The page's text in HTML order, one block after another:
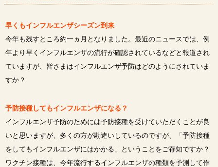
早くもインフルエンザシーズン到来
今年も残すところ約一ヵ月となりました。最近のニュースでは、例
年より早くインフルエンザの流行が確認されているなどと報道され
ていますが、皆さまはインフルエンザ予防はどのようにされていま
すか？
予防接種してもインフルエンザになる？
インフルエンザ予防のためには予防接種を受けていただくことが良
いと思いますが、多くの方が勘違いしているのですが、「予防接種
をしてもインフルエンザにはかかる」ということをご存知ですか？
ワクチン接種は、今年流行するインフルエンザの種類を予測して作